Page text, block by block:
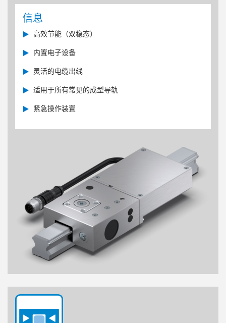
信息
高效节能（双稳态）
内置电子设备
灵活的电缆出线
适用于所有常见的成型导轨
紧急操作装置